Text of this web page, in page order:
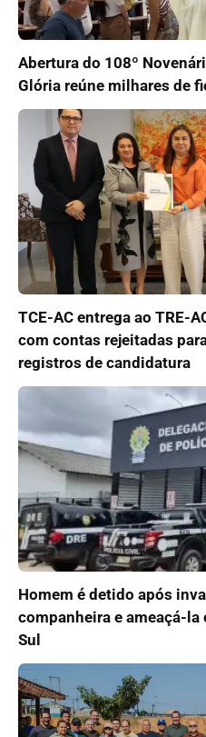
Abertura do 108º
Glória reúne milhares de
TCE-AC entrega ao TRE-
com contas rejeitadas
registros de candidatura
Homem é detido após
companheira e ameaçá-la
Sul